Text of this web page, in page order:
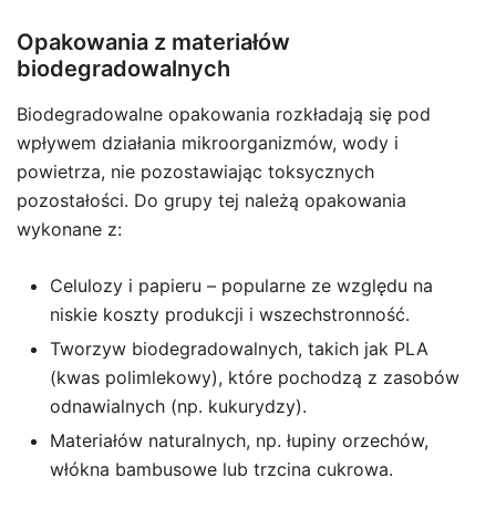
Opakowania z materiałów
biodegradowalnych
Biodegradowalne opakowania rozkładają się pod
wpływem działania mikroorganizmów, wody i
powietrza, nie pozostawiając toksycznych
pozostałości. Do grupy tej należą opakowania
wykonane z:
Celulozy i papieru – popularne ze względu na
niskie koszty produkcji i wszechstronność.
Tworzyw biodegradowalnych, takich jak PLA
(kwas polimlekowy), które pochodzą z zasobów
odnawialnych (np. kukurydzy).
Materiałów naturalnych, np. łupiny orzechów,
włókna bambusowe lub trzcina cukrowa.